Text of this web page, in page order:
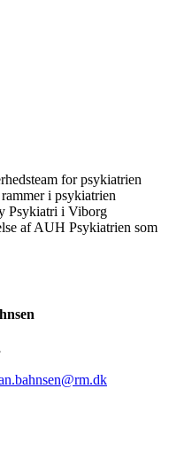
for psykiatrien
i psykiatrien
Psykiatri i Viborg
af AUH Psykiatrien som